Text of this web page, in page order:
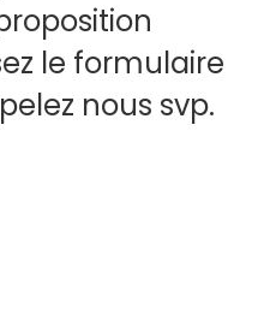
le formulaire
nous svp.